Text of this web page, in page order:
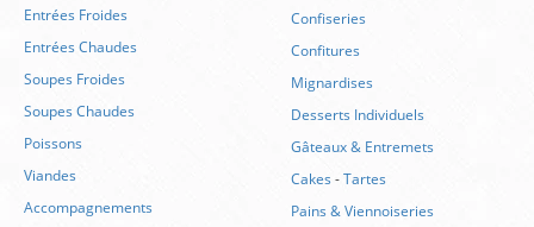
Entrées Froides
Entrées Chaudes
Soupes Froides
Soupes Chaudes
Poissons
Viandes
Accompagnements
Confiseries
Confitures
Mignardises
Desserts Individuels
Gâteaux & Entremets
Cakes-Tartes
Pains & Viennoiseries